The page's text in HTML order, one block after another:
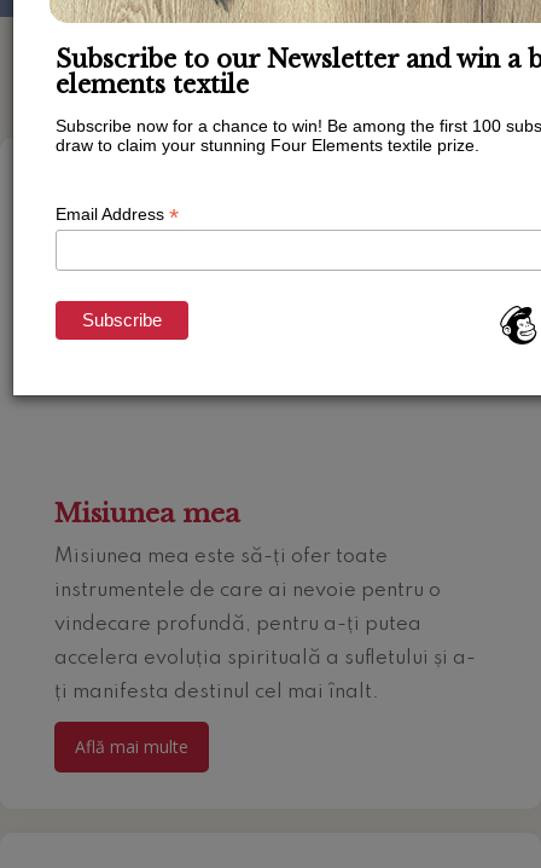
Misiunea mea
Misiunea mea este să-ți ofer toate
instrumentele de care ai nevoie pentru o
vindecare profundă, pentru a-ți putea
accelera evoluția spirituală a sufletului și a-
ți manifesta destinul cel mai înalt.
Află mai multe
Subscribe to our Newsletter and win a
elements textile
Subscribe now for a chance to win! Be among the first 100
draw to claim your stunning Four Elements textile prize.
Email Address *